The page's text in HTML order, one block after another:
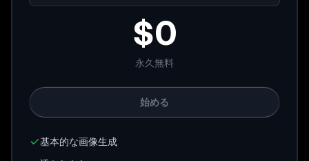
$0
永久無料
始める
基本的な画像生成